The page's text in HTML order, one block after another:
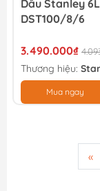
Dầu Stanley 6L
DST100/8/6
3.490.000₫
Thương hiệu:
Mua ngay
«